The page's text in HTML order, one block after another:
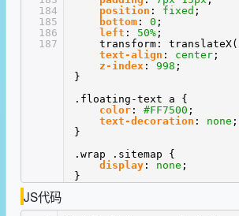
184
185
186
187
position : fixed ;
bottom: 0 ;
left : 50%;
transform: translateX(
text-align : center;
z-index: 998 ;
}
.floating-text a {
color: #FF7500 ;
text-decoration : none ;
}
.wrap .sitemap {
display: none ;
}
JS代码